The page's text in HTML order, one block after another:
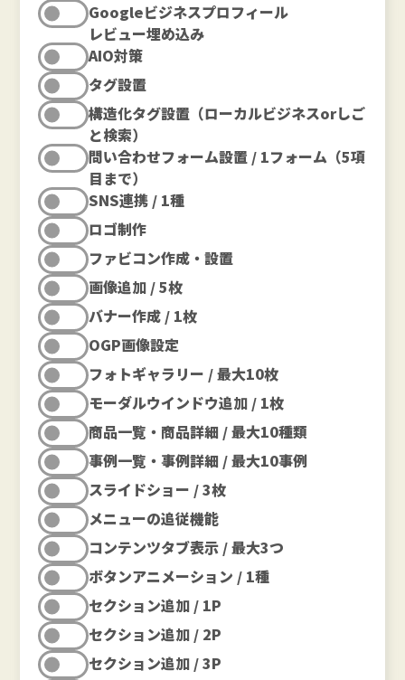
Googleビジネスプロフィール
レビュー埋め込み
AIO対策
タグ設置
構造化タグ設置（ローカルビジネスorしご
と検索）
問い合わせフォーム設置 / 1フォーム（5項
目まで）
SNS連携 / 1種
ロゴ制作
ファビコン作成・設置
画像追加 / 5枚
バナー作成 / 1枚
OGP画像設定
フォトギャラリー / 最大10枚
モーダルウインドウ追加 / 1枚
商品一覧・商品詳細 / 最大10種類
事例一覧・事例詳細 / 最大10事例
スライドショー / 3枚
メニューの追従機能
コンテンツタブ表示 / 最大3つ
ボタンアニメーション / 1種
セクション追加 / 1P
セクション追加 / 2P
セクション追加 / 3P